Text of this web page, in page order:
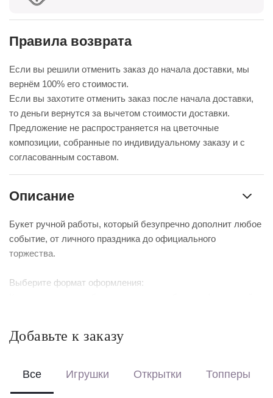
Правила возврата
Если вы решили отменить заказ до начала доставки, мы
вернём 100% его стоимости.
Если вы захотите отменить заказ после начала доставки,
то деньги вернутся за вычетом стоимости доставки.
Предложение не распространяется на цветочные
композиции, собранные по индивидуальному заказу и с
согласованным составом.
Описание
Букет ручной работы, который безупречно дополнит любое
событие, от личного праздника до официального
торжества.
Выберите формат оформления:
Перевяжем лентой – идеальный минималистичный вариант
Добавьте к заказу
Все Игрушки Открытки Топперы